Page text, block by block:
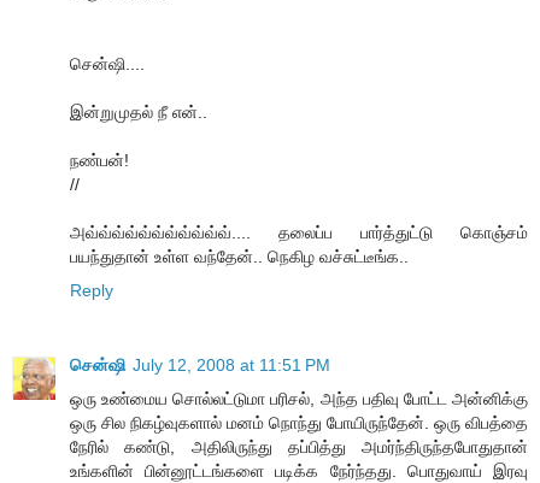
சென்ஷி....
இன்றுமுதல் நீ என்..
நண்பன்!
//
அவ்வ்வ்வ்வ்வ்வ்வ்வ்வ்வ்.... தலைப்ப பார்த்துட்டு கொஞ்சம்
பயந்துதான் உள்ள வந்தேன்.. நெகிழ வச்சுட்டீங்க..
Reply
சென்ஷி July 12, 2008 at 11:51 PM
ஒரு உண்மைய சொல்லட்டுமா பரிசல், அந்த பதிவு போட்ட அன்னிக்கு
ஒரு சில நிகழ்வுகளால் மனம் நொந்து போயிருந்தேன். ஒரு விபத்தை
நேரில் கண்டு, அதிலிருந்து தப்பித்து அமர்ந்திருந்தபோதுதான்
உங்களின் பின்னூட்டங்களை படிக்க நேர்ந்தது. பொதுவாய் இரவு